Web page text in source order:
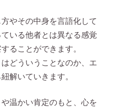
やその中身を言語化して
いる他者とは異なる感覚
ることができます。
どういうことなのか、エ
解いていきます。
温かい肯定のもと、心を